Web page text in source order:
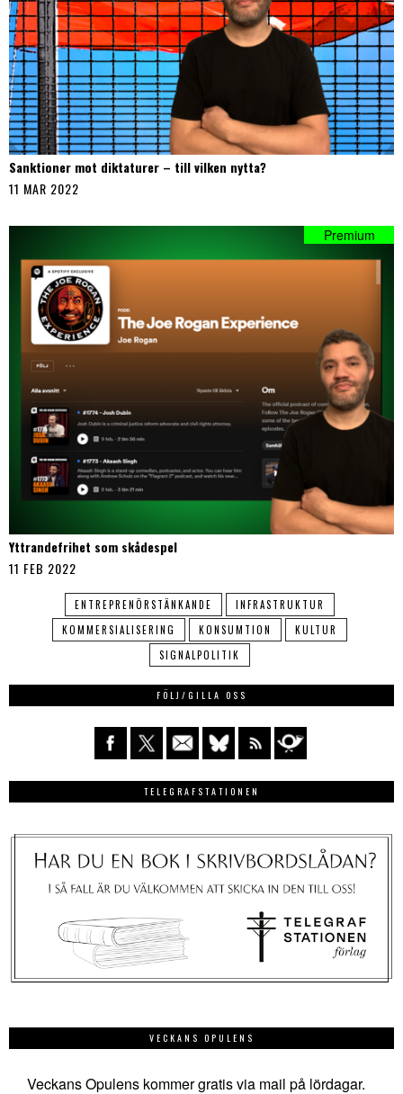
Sanktioner mot diktaturer – till vilken nytta?
11 MAR 2022
Yttrandefrihet som skådespel
11 FEB 2022
ENTREPRENÖRSTÄNKANDE
INFRASTRUKTUR
KOMMERSIALISERING
KONSUMTION
KULTUR
SIGNALPOLITIK
FÖLJ/GILLA OSS
TELEGRAFSTATIONEN
VECKANS OPULENS
Veckans Opulens kommer gratis via mail på lördagar.